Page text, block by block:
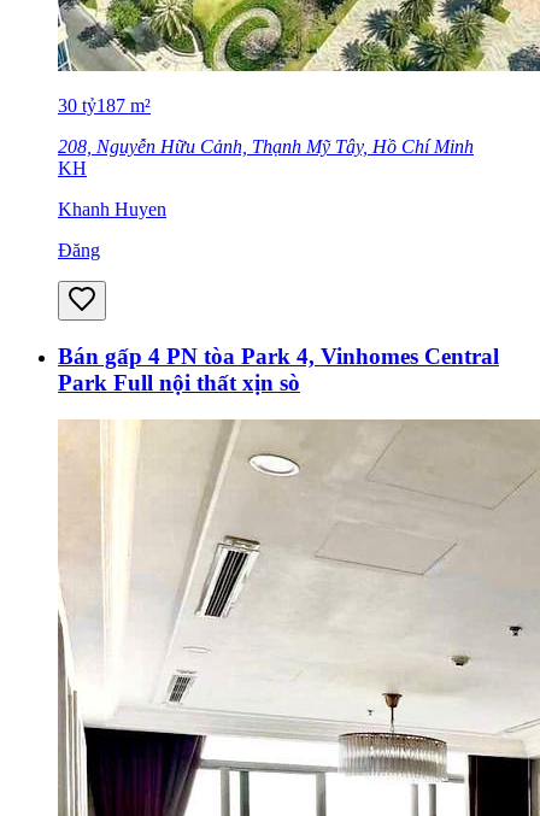
30 tỷ187 m²
208, Nguyễn Hữu Cảnh, Thạnh Mỹ Tây, Hồ Chí Minh
KH
Khanh Huyen
Đăng
Bán gấp 4 PN tòa Park 4, Vinhomes Central
Park Full nội thất xịn sò